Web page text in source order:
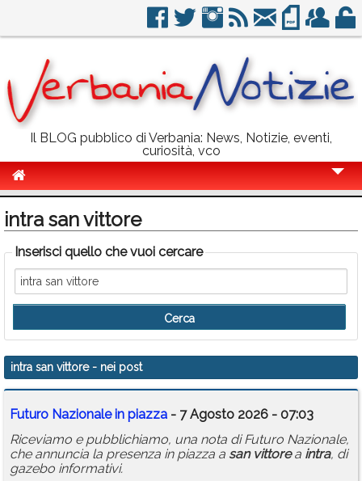
Il BLOG pubblico di Verbania: News, Notizie, eventi,
curiosità, vco
Politica
Sport
Eventi
Info Utili
Rubriche
Calendario
Annunci
intra san vittore
Inserisci quello che vuoi cercare
intra san vittore- nei post
Futuro Nazionale in piazza - 7 Agosto 2026 - 07:03
Riceviamo e pubblichiamo, una nota di Futuro Nazionale,
che annuncia la presenza in piazza a san vittorea intra, di
gazebo informativi.